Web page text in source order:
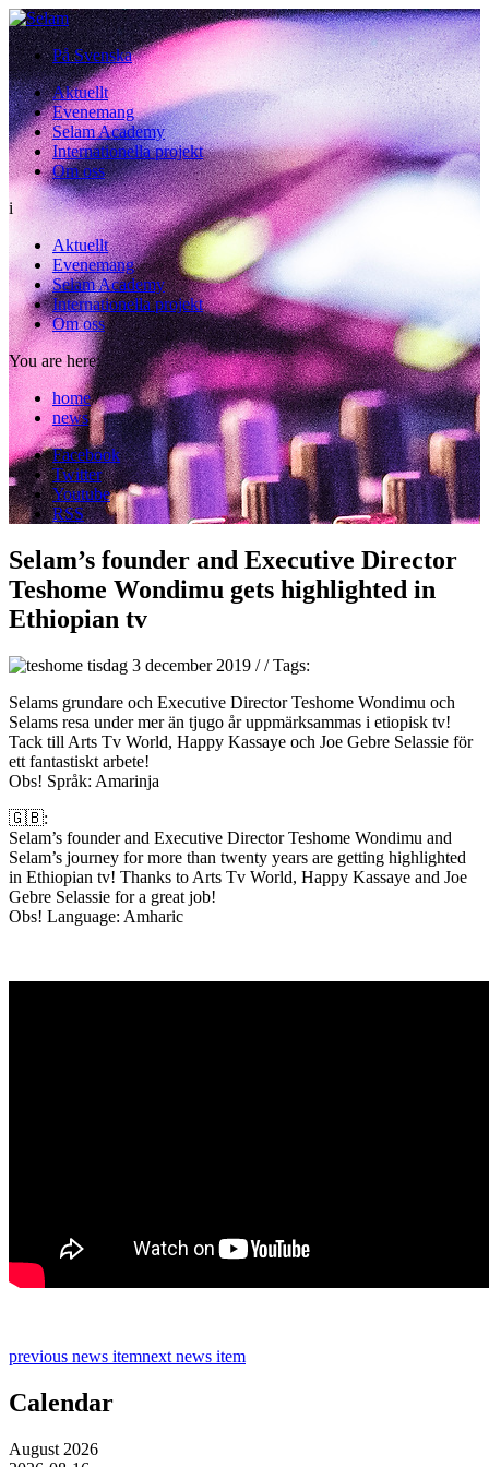
På Svenska
Aktuellt
Evenemang
Selam Academy
Internationella projekt
Om oss
i
Aktuellt
Evenemang
Selam Academy
Internationella projekt
Om oss
You are here:
home /
news
Facebook
Twitter
Youtube
RSS
Selam’s founder and Executive Director
Teshome Wondimu gets highlighted in
Ethiopian tv
tisdag 3 december 2019 //Tags:
Selams grundare och Executive Director Teshome Wondimu och
Selams resa under mer än tjugo år uppmärksammas i etiopisk tv!
Tack till Arts Tv World, Happy Kassaye och Joe Gebre Selassie för
ett fantastiskt arbete!
Obs! Språk: Amarinja
🇬🇧:
Selam’s founder and Executive Director Teshome Wondimu and
Selam’s journey for more than twenty years are getting highlighted
in Ethiopian tv! Thanks to Arts Tv World, Happy Kassaye and Joe
Gebre Selassie for a great job!
Obs! Language: Amharic
previous news itemnext news item
Calendar
August 2026